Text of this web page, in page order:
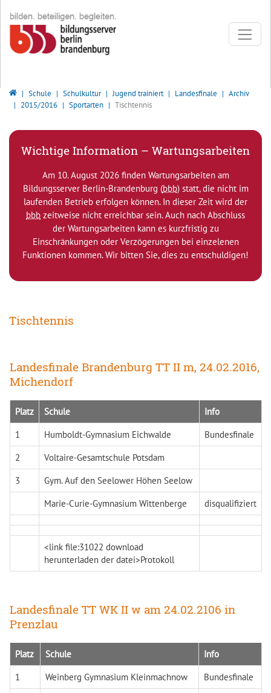
Bildungsserver Berlin - Brandenburg
Schule Schulkultur Jugend trainiert Landesfinale
Archiv
2015/2016
Sportarten Tischtennis
Wichtige Information – Wartungsarbeiten
Am 10. August 2026 finden Wartungsarbeiten am
Bildungsserver Berlin-Brandenburg (bbb) statt, die nicht im
laufenden Betrieb erfolgen können. In dieser Zeit wird der
bbb zeitweise nicht erreichbar sein. Auch nach Abschluss
der Wartungsarbeiten kann es kurzfristig zu
Einschränkungen oder Verzögerungen bei einzelenen
Funktionen kommen. Wir bitten Sie, dies zu entschuldigen!
Tischtennis
Landesfinale Brandenburg TT II m, 24.02.2016,
Michendorf
Platz Schule
Info
1
Humboldt-Gymnasium Eichwalde
Bundesfinale
2
Voltaire-Gesamtschule Potsdam
3
Gym. Auf den Seelower Höhen Seelow
Marie-Curie-Gymnasium Wittenberge
disqualifiziert
<link file:31022 download
herunterladen der datei>Protokoll
Landesfinale TT WK II w am 24.02.2106 in
Prenzlau
Platz Schule
Info
1
Weinberg Gymnasium Kleinmachnow
Bundesfinale